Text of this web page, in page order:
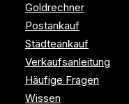
Goldrechner
Postankauf
Städteankauf
Verkaufsanleitung
Häufige Fragen
Wissen